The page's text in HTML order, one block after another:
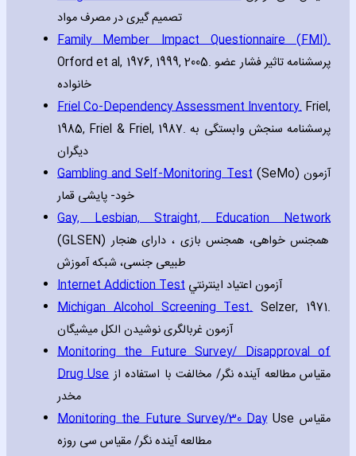
تصمیم گیری در مصرف مواد
Family Member Impact Questionnaire (FMI).
Orford et al‚ 1976‚ 1999‚ 2005. پرسشنامه تاثیر فشار عضو
خانواده
Friel Co-Dependency Assessment Inventory. Friel‚
1985‚ Friel & Friel‚ 1987. پرسشنامه سنجش وابستگی به
دیگران
Gambling and Self-Monitoring Test(SeMo) آزمون
خود- پایشی قمار
Gay‚ Lesbian‚ Straight‚ Education Network
(GLSEN) همجنس خواهی، همجنس بازی ، دارای هنجار
طبیعی جنسی، شبکه آموزش
Internet Addiction Test آزمون اعتياد اينترنتي
Michigan Alcohol Screening Test.Selzer‚ 1971.
آزمون غربالگری نوشیدن الکل میشیگان
Monitoring the Future Survey/ Disapproval of
Drug Useمقیاس مطالعه آینده نگر/ مخالفت با استفاده از
مخدر
Monitoring the Future Survey/30 DayUse مقیاس
مطالعه آینده نگر/ مقیاس سی روزه